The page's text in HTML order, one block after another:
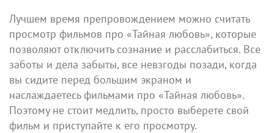
Лучшем время препровождением можно считать
просмотр фильмов про «Тайная любовь», которые
позволяют отключить сознание и расслабиться. Все
заботы и дела забыты, все невзгоды позади, когда
вы сидите перед большим экраном и
наслаждаетесь фильмами про «Тайная любовь».
Поэтому не стоит медлить, просто выберете свой
фильм и приступайте к его просмотру.